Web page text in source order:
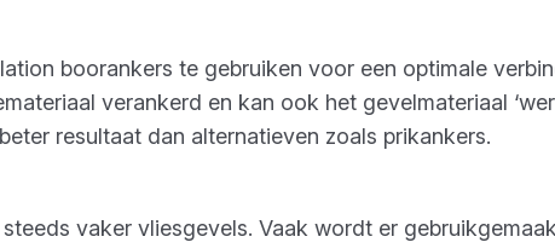
boorankers te gebruiken voor een optimale
verankerd en kan ook het gevelmateriaal
resultaat dan alternatieven zoals prikankers.
vaker vliesgevels. Vaak wordt er